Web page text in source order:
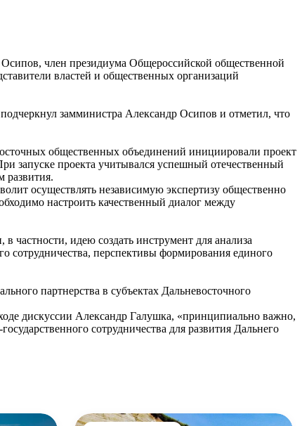
член президиума Общероссийской общественной
властей и общественных организаций
замминистра Александр Осипов и отметил, что
общественных объединений инициировали проект
запуске проекта учитывался успешный отечественный
развития.
осуществлять независимую экспертизу общественно
настроить качественный диалог между
частности, идею создать инструмент для анализа
сотрудничества, перспективы формирования единого
партнерства в субъектах Дальневосточного
дискуссии Александр Галушка, «принципиально важно,
сотрудничества для развития Дальнего